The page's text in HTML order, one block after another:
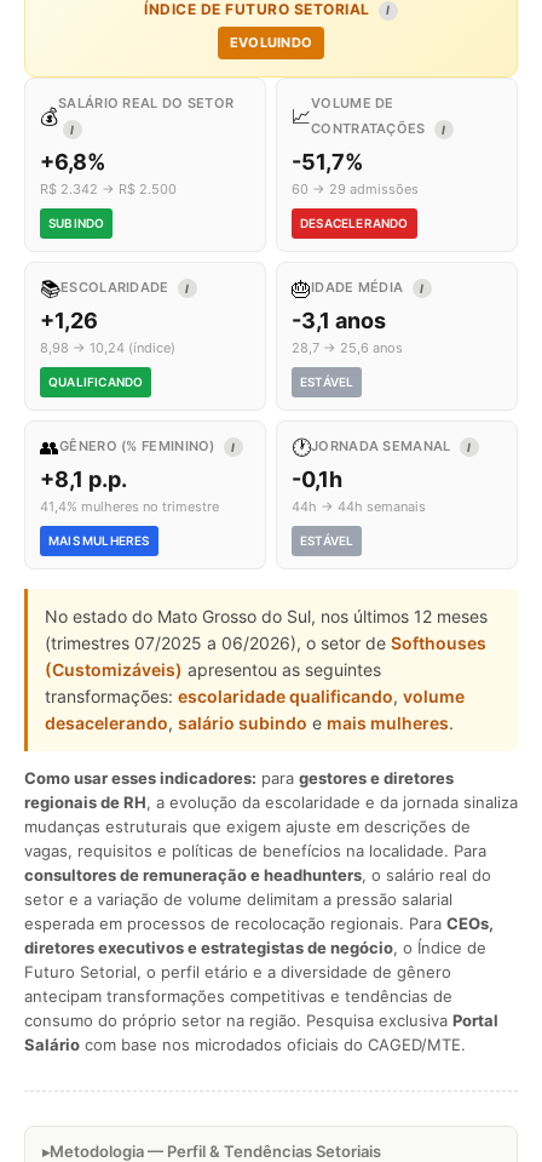
ÍNDICE DE FUTURO SETORIAL I
EVOLUINDO
💰
SALÁRIO REAL DO SETOR
I
+6,8%
R$ 2.342 → R$ 2.500
SUBINDO
📈
VOLUME DE
CONTRATAÇÕES
I
-51,7%
60 → 29 admissões
DESACELERANDO
📚ESCOLARIDADE I
+1,26
8,98 → 10,24 (índice)
QUALIFICANDO
🎂IDADE MÉDIA I
-3,1 anos
28,7 → 25,6 anos
ESTÁVEL
👥GÊNERO (% FEMININO) I
+8,1 p.p.
41,4% mulheres no trimestre
MAIS MULHERES
🕐JORNADA SEMANAL I
-0,1h
44h → 44h semanais
ESTÁVEL
No estado do Mato Grosso do Sul, nos últimos 12 meses
(trimestres 07/2025 a 06/2026), o setor de Softhouses
(Customizáveis) apresentou as seguintes
transformações: escolaridade qualificando, volume
desacelerando, salário subindo e mais mulheres.
Como usar esses indicadores: para gestores e diretores
regionais de RH, a evolução da escolaridade e da jornada sinaliza
mudanças estruturais que exigem ajuste em descrições de
vagas, requisitos e políticas de benefícios na localidade. Para
consultores de remuneração e headhunters, o salário real do
setor e a variação de volume delimitam a pressão salarial
esperada em processos de recolocação regionais. Para CEOs,
diretores executivos e estrategistas de negócio, o Índice de
Futuro Setorial, o perfil etário e a diversidade de gênero
antecipam transformações competitivas e tendências de
consumo do próprio setor na região. Pesquisa exclusiva Portal
Salário com base nos microdados oficiais do CAGED/MTE.
Metodologia — Perfil & Tendências Setoriais